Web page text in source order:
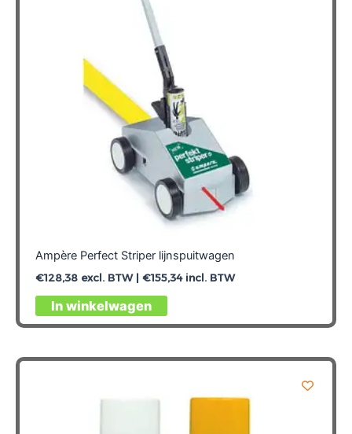
op
de
productpagina
Ampère Perfect Striper lijnspuitwagen
€128,38excl. BTW | €155,34incl. BTW
In winkelwagen